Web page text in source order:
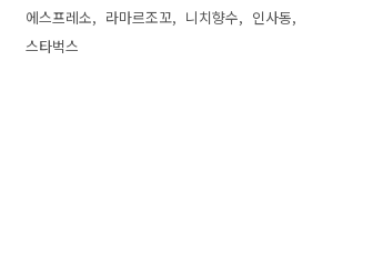
에스프레소
라마르조꼬 니치향수
인사동
스타벅스